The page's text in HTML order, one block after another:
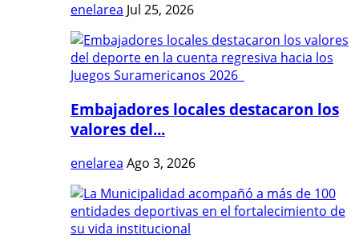
enelarea Jul 25, 2026
Embajadores locales destacaron los
valores del...
enelarea Ago 3, 2026